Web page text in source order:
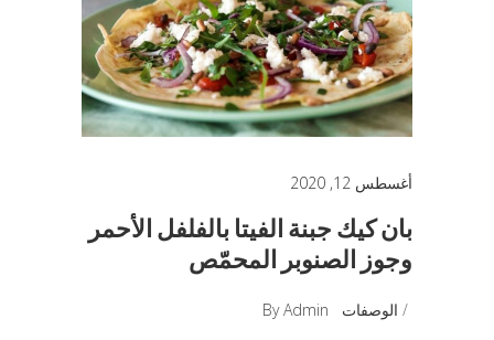
أغسطس 12, 2020
بان كيك جبنة الفيتا بالفلفل الأحمر
وجوز الصنوبر المحمّص
الوصفات ByAdmin